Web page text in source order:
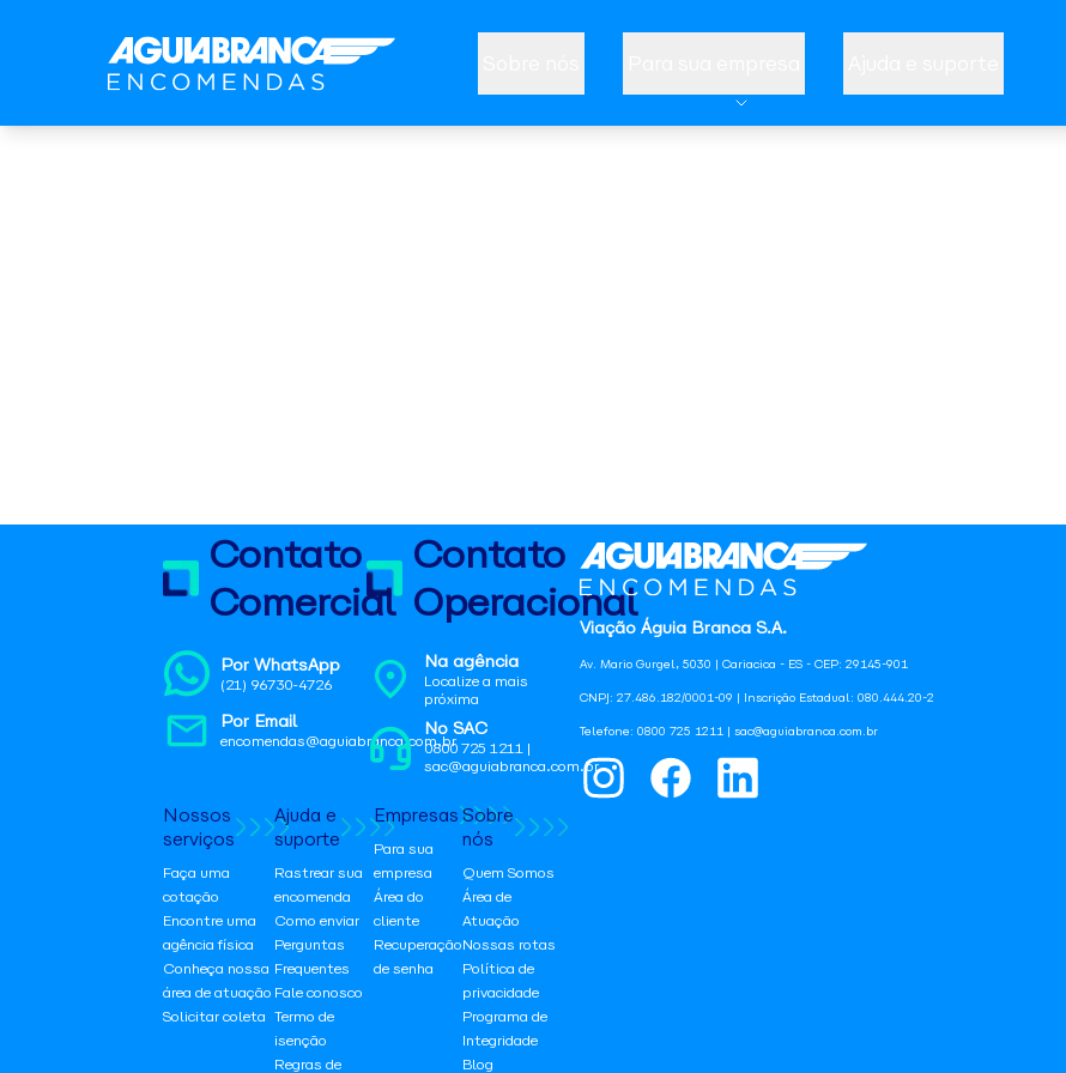
Viação Águia Branca S.A.
Av. Mario Gurgel, 5030 | Cariacica - ES - CEP: 29145-901
CNPJ: 27.486.182/0001-09 | Inscrição Estadual: 080.444.20-2
Telefone: 0800 725 1211 | sac@aguiabranca.com.br
Contato
Comercial
Por WhatsApp
(21) 96730-4726
Por Email
encomendas@aguiabranca.com.br
Contato
Operacional
Na agência
Localize a mais
próxima
No SAC
0800 725 1211 |
sac@aguiabranca.com.br
Nossos
serviços
Faça uma
cotação
Encontre uma
agência física
Conheça nossa
área de atuação
Solicitar coleta
Ajuda e
suporte
Rastrear sua
encomenda
Como enviar
Perguntas
Frequentes
Fale conosco
Termo de
isenção
Regras de
Empresas
Para sua
empresa
Área do
cliente
Recuperação
de senha
Sobre
nós
Quem Somos
Área de
Atuação
Nossas rotas
Política de
privacidade
Programa de
Integridade
Blog